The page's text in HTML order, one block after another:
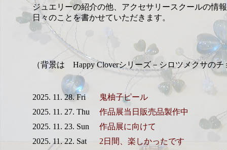
ジュエリーの紹介の他、アクセサリースクールの情
日々のことを書かせていただきます。
（背景は Happy Cloverシリーズ－シロツメクサのチ
2025. 11. 28. Fri
鬼柚子ピール
2025. 11. 27. Thu
作品展当日販売品製作中
2025. 11. 23. Sun
作品展に向けて
2025. 11. 22. Sat
2日間、楽しかったです